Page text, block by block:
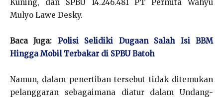
Kuning, dan SPBU 14.246.481 PT Permita Wahyu
Mulyo Lawe Desky.
Baca Juga: Polisi Selidiki Dugaan Salah Isi BBM
Hingga Mobil Terbakar di SPBU Batoh
Namun, dalam penertiban tersebut tidak ditemukan
pelanggaran sebagaimana diatur dalam Undang-